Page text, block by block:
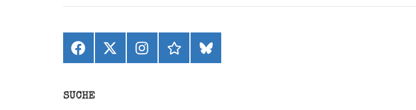
Facebook
X
(ehemals
Instagramthreadsbluesky
SUCHE